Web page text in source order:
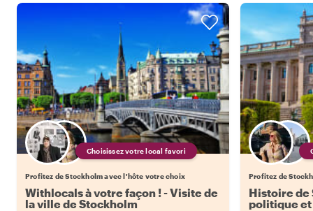
Choisissez votre local favori
Profitez de Stockholm avec l'hôte votre choix
Withlocals à votre façon ! - Visite de
la ville de Stockholm
Profitez de
Histoire de
politique et